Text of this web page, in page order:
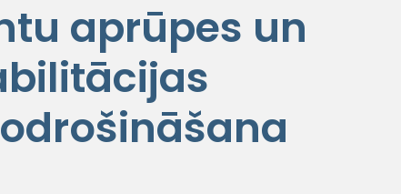
aprūpes un